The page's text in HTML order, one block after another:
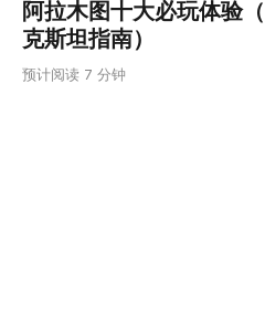
阿拉木图十大必玩体验
克斯坦指南）
预计阅读 7 分钟